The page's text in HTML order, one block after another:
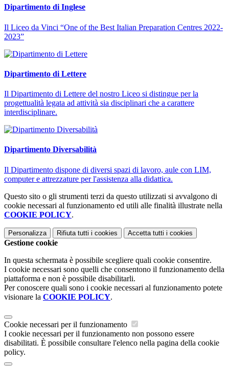
Dipartimento di Inglese
Il Liceo da Vinci “One of the Best Italian Preparation Centres 2022-
2023”
Dipartimento di Lettere
Il Dipartimento di Lettere del nostro Liceo si distingue per la
progettualità legata ad attività sia disciplinari che a carattere
interdisciplinare.
Dipartimento Diversabilità
Il Dipartimento dispone di diversi spazi di lavoro, aule con LIM,
computer e attrezzature per l'assistenza alla didattica.
Questo sito o gli strumenti terzi da questo utilizzati si avvalgono di
cookie necessari al funzionamento ed utili alle finalità illustrate nella
COOKIE POLICY.
Personalizza Rifiuta tutti i cookies Accetta tutti i cookies
Gestione cookie
In questa schermata è possibile scegliere quali cookie consentire.
I cookie necessari sono quelli che consentono il funzionamento della
piattaforma e non è possibile disabilitarli.
Per conoscere quali sono i cookie necessari al funzionamento potete
visionare la COOKIE POLICY.
Cookie necessari per il funzionamento
I cookie necessari per il funzionamento non possono essere
disabilitati. È possibile consultare l'elenco nella pagina della cookie
policy.